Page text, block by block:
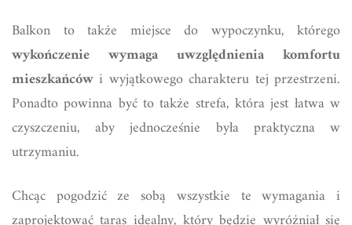
Balkon to także miejsce do wypoczynku, którego
wykończenie wymaga uwzględnienia komfortu
mieszkańców i wyjątkowego charakteru tej przestrzeni.
Ponadto powinna być to także strefa, która jest łatwa w
czyszczeniu, aby jednocześnie była praktyczna w
utrzymaniu.
Chcąc pogodzić ze sobą wszystkie te wymagania i